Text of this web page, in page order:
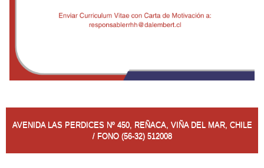
AVENIDA LAS PERDICES Nº 450, REÑACA, VIÑA DEL MAR, CHILE
/ FONO (56-32) 512008